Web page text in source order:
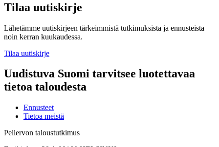
Tilaa uutiskirje
Lähetämme uutiskirjeen tärkeimmistä tutkimuksista ja ennusteista
noin kerran kuukaudessa.
Tilaa uutiskirje
Uudistuva Suomi tarvitsee luotettavaa
tietoa taloudesta
Ennusteet
Tietoa meistä
Pellervon taloustutkimus